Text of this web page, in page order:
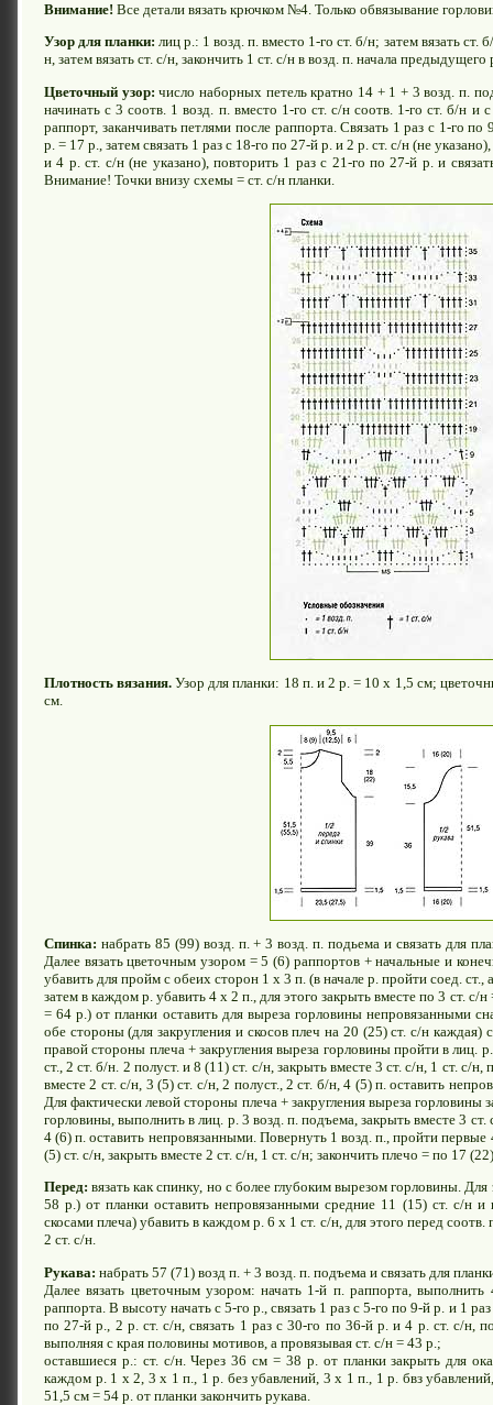
Внимание! Все детали вязать крючком №4. Только обвязывание
Узор для планки: лиц р.: 1 возд. п. вместо 1-го ст. б/н; затем вязать ст.
н, затем вязать ст. с/н, закончить 1 ст. с/н в возд. п. начала предыдущего
Цветочный узор: число наборных петель кратно 14 + 1 + 3 возд. п.
начинать с 3 соотв. 1 возд. п. вместо 1-го ст. с/н соотв. 1-го ст. б/н и
раппорт, заканчивать петлями после раппорта. Связать 1 раз с 1-го
р. = 17 р., затем связать 1 раз с 18-го по 27-й р. и 2 р. ст. с/н (не
и 4 р. ст. с/н (не указано), повторить 1 раз с 21-го по 27-й р. и
Внимание! Точки внизу схемы = ст. с/н планки.
Плотность вязания. Узор для планки: 18 п. и 2 р. = 10 х 1,5 см;
см.
Спинка: набрать 85 (99) возд. п. + 3 возд. п. подьема и связать для
Далее вязать цветочным узором = 5 (6) раппортов + начальные и
убавить для пройм с обеих сторон 1 х 3 п. (в начале р. пройти соед. ст.,
затем в каждом р. убавить 4 х 2 п., для этого закрыть вместе по 3 ст.
= 64 р.) от планки оставить для выреза горловины непровязанными
обе стороны (для закругления и скосов плеч на 20 (25) ст. с/н
правой стороны плеча + закругления выреза горловины пройти в лиц.
ст., 2 ст. б/н. 2 полуст. и 8 (11) ст. с/н, закрыть вместе 3 ст. с/н, 1 ст. с/
вместе 2 ст. с/н, 3 (5) ст. с/н, 2 полуст., 2 ст. б/н, 4 (5) п. оставить
Для фактически левой стороны плеча + закругления выреза горловины
горловины, выполнить в лиц. р. 3 возд. п. подъема, закрыть вместе 3 ст.
4 (6) п. оставить непровязанными. Повернуть 1 возд. п., пройти первые
(5) ст. с/н, закрыть вместе 2 ст. с/н, 1 ст. с/н; закончить плечо = по 17
Перед: вязать как спинку, но с более глубоким вырезом горловины.
58 р.) от планки оставить непровязанными средние 11 (15) ст. с/н
скосами плеча) убавить в каждом р. 6 х 1 ст. с/н, для этого перед соотв.
2 ст. с/н.
Рукава: набрать 57 (71) возд п. + 3 возд. п. подъема и связать для
Далее вязать цветочным узором: начать 1-й п. раппорта, выполнить
раппорта. В высоту начать с 5-го р., связать 1 раз с 5-го по 9-й р. и 1
по 27-й р., 2 р. ст. с/н, связать 1 раз с 30-го по 36-й р. и 4 р. ст. с/н,
выполняя с края половины мотивов, а провязывая ст. с/н = 43 р.;
оставшиеся р.: ст. с/н. Через 36 см = 38 р. от планки закрыть для
каждом р. 1 х 2, 3 х 1 п., 1 р. без убавлений, 3 х 1 п., 1 р. бвз
51,5 см = 54 р. от планки закончить рукава.